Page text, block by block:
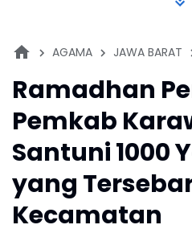
AGAMA JAWA BARAT
Ramadhan
Pemkab
Santuni 1000
yang
Kecamatan